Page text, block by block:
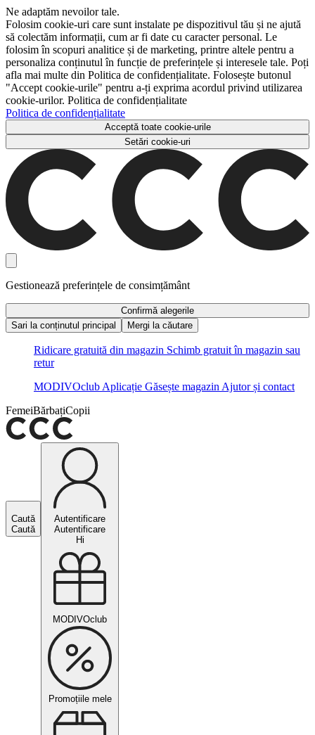
Ne adaptăm nevoilor tale.
Folosim cookie-uri care sunt instalate pe dispozitivul tău și ne ajută
să colectăm informații, cum ar fi date cu caracter personal. Le
folosim în scopuri analitice și de marketing, printre altele pentru a
personaliza conținutul în funcție de preferințele și interesele tale. Poți
afla mai multe din Politica de confidențialitate. Folosește butonul
"Accept cookie-urile" pentru a-ți exprima acordul privind utilizarea
cookie-urilor. Politica de confidențialitate
Politica de confidențialitate
Acceptă toate cookie-urile
Setări cookie-uri
Gestionează preferințele de consimțământ
Confirmă alegerile
Sari la conținutul principal
Mergi la căutare
Ridicare gratuită din magazin Schimb gratuit în magazin sau
retur
MODIVOclub Aplicație Găsește magazin Ajutor și contact
FemeiBărbațiCopii
Caută
Caută
Autentificare
Autentificare
Hi
MODIVOclub
Promoțiile mele